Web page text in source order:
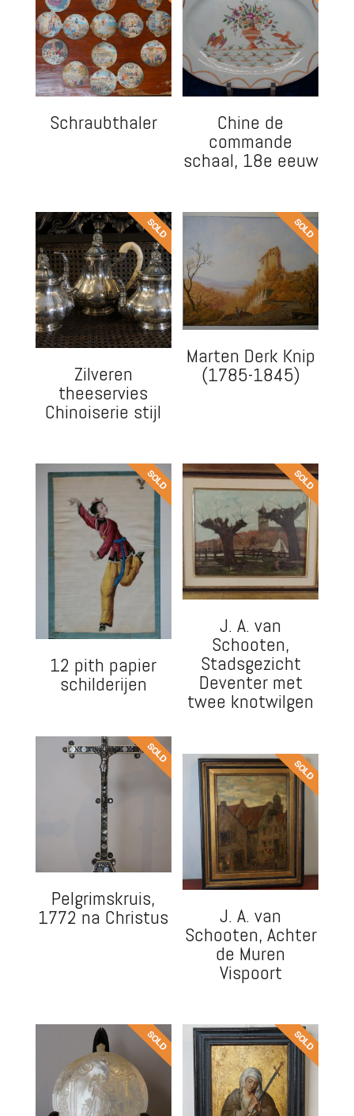
Schraubthaler Chine de
commande
schaal, 18e eeuw
Zilveren
theeservies
Chinoiserie stijl
Marten Derk Knip
(1785-1845)
12 pith papier
schilderijen
J. A. van
Schooten,
Stadsgezicht
Deventer met
twee knotwilgen
Pelgrimskruis,
1772 na Christus J. A. van
Schooten, Achter
de Muren
Vispoort